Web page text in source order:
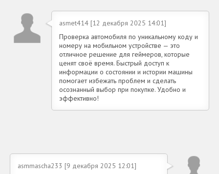
asmet414 [12 декабря 2025 14:01]
Проверка автомобиля по уникальному коду и
номеру на мобильном устройстве — это
отличное решение для геймеров, которые
ценят своё время. Быстрый доступ к
информации о состоянии и истории машины
помогает избежать проблем и сделать
осознанный выбор при покупке. Удобно и
эффективно!
asmmascha233 [9 декабря 2025 12:01]